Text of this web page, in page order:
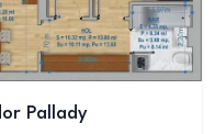
Pallady